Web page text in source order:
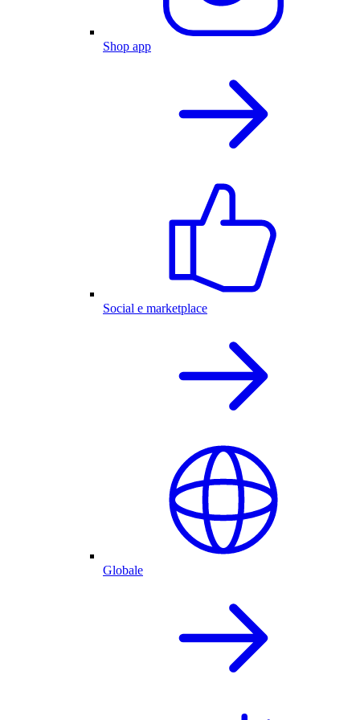
Shop app
Social e marketplace
Globale